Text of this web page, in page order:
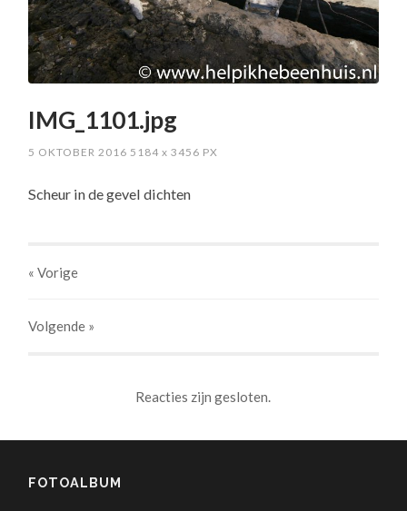
IMG_1101.jpg
5 OKTOBER 2016 5184x 3456 PX
Scheur in de gevel dichten
« Vorige
Volgende »
Reacties zijn gesloten.
FOTOALBUM